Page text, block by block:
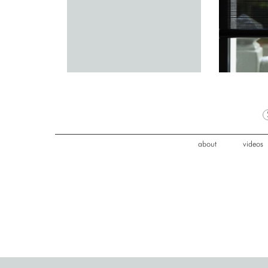
about videos